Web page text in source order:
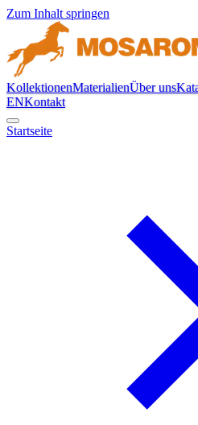
Zum Inhalt springen
KollektionenMaterialienÜber uns
ENKontakt
Startseite